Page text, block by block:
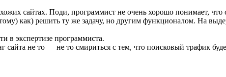
сайтах. Поди, программист не очень хорошо понимает, что
как) решить ту же задачу, но другим функционалом. На
в экспертизе программиста.
не то — не то смириться с тем, что поисковый трафик